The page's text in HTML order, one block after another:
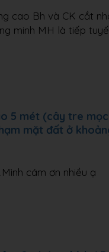
cao Bh và CK cắt
minh MH là tiếp
5 mét (cây tre
mặt đất ở
cám ơn nhiều ạ